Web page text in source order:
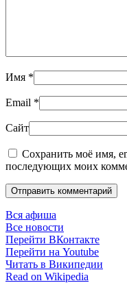
Имя *
Email *
Сайт
Сохранить моё имя,
последующих моих
Отправить комментарий
Вся афиша
Все новости
Перейти ВКонтакте
Перейти на Youtube
Читать в Википедии
Read on Wikipedia